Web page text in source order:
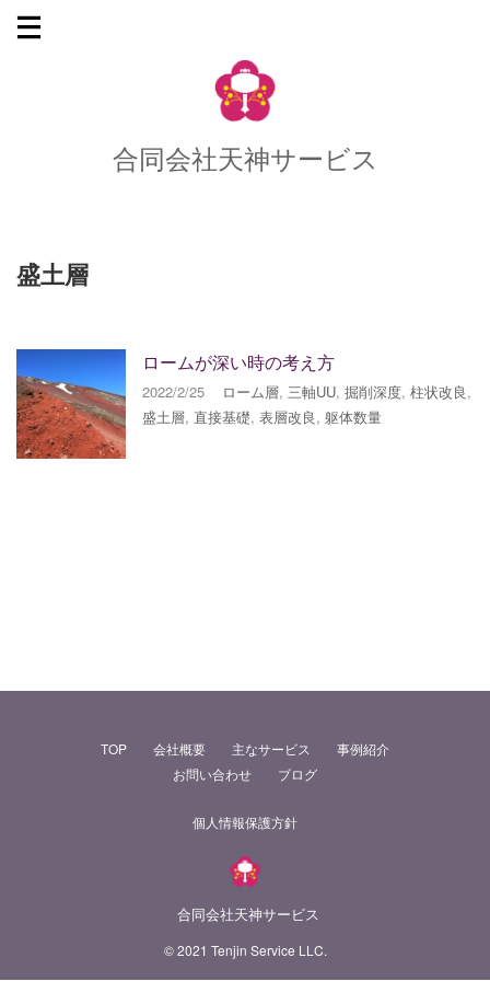
合同会社天神サービス
盛土層
ロームが深い時の考え方
2022/2/25 ローム層, 三軸UU, 掘削深度, 柱状改良,
盛土層, 直接基礎, 表層改良, 躯体数量
TOP 会社概要 主なサービス
事例紹介
お問い合わせ
ブログ
個人情報保護方針
合同会社天神サービス
© 2021 Tenjin Service LLC.